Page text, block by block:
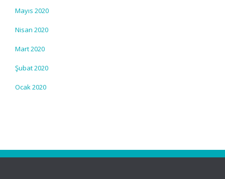
Mayıs 2020
Nisan 2020
Mart 2020
Şubat 2020
Ocak 2020